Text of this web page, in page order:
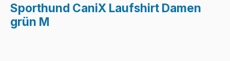
Sporthund CaniX Laufshirt Damen
grün M